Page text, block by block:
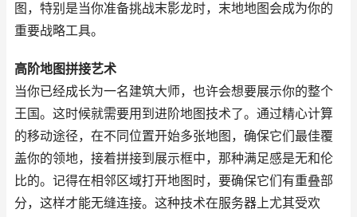
图，特别是当你准备挑战末影龙时，末地地图会成为你的
重要战略工具。
高阶地图拼接艺术
当你已经成长为一名建筑大师，也许会想要展示你的整个
王国。这时候就需要用到进阶地图技术了。通过精心计算
的移动途径，在不同位置开始多张地图，确保它们最佳覆
盖你的领地，接着拼接到展示框中，那种满足感是无和伦
比的。记得在相邻区域打开地图时，要确保它们有重叠部
分，这样才能无缝连接。这种技术在服务器上尤其受欢